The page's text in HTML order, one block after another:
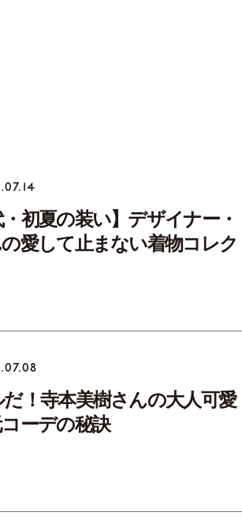
・初夏の装い】デザイナー・
愛して止まない着物コレク
！寺本美樹さんの大人可愛
ーデの秘訣